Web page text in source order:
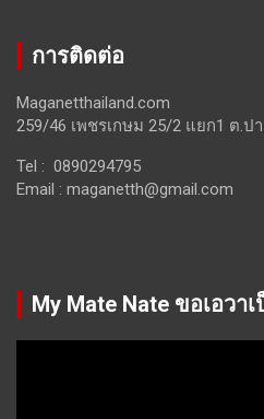
การติดต่อ
Maganetthailand.com
259/46 เพชรเกษม 25/2 แยก1 ต.ป
Tel : 0890294795
Email : maganetth@gmail.com
My Mate Nate ขอเอวา